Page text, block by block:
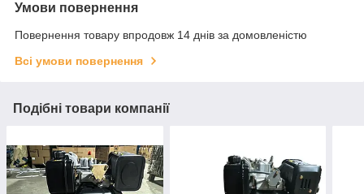
Умови повернення
Повернення товару впродовж 14 днів за домовленістю
Всі умови повернення
Подібні товари компанії